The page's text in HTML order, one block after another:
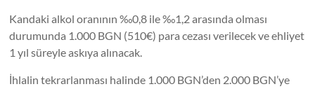
Kandaki alkol oranının ‰0,8 ile ‰1,2 arasında olması
durumunda 1.000 BGN (510€) para cezası verilecek ve ehliyet
1 yıl süreyle askıya alınacak.
İhlalin tekrarlanması halinde 1.000 BGN’den 2.000 BGN’ye